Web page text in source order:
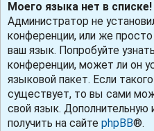
Моего языка нет в списке!
Администратор не
конференции, или же
ваш язык. Попробуйте
конференции, может ли он
языковой пакет. Если
существует, то вы сами
свой язык.
получить на сайте phpBB®.